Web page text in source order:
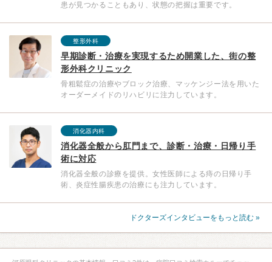
患が見つかることもあり、状態の把握は重要です。
整形外科
早期診断・治療を実現するため開業した、街の整
形外科クリニック
骨粗鬆症の治療やブロック治療、マッケンジー法を用いた
オーダーメイドのリハビリに注力しています。
消化器内科
消化器全般から肛門まで、診断・治療・日帰り手
術に対応
消化器全般の診療を提供。女性医師による痔の日帰り手
術、炎症性腸疾患の治療にも注力しています。
ドクターズインタビューをもっと読む »